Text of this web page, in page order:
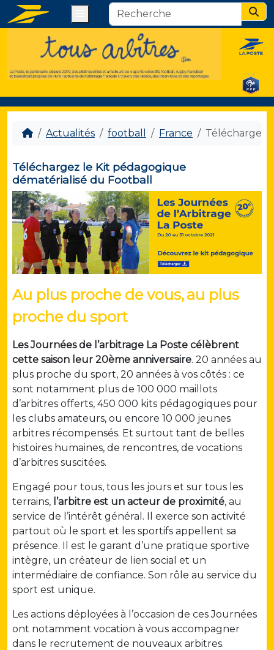
Actualités football France Téléchargez
Téléchargez le Kit pédagogique
dématérialisé du Football
Au plus proche de vous,au plus
proche du sport
Les Journées de l’arbitrage La Poste célèbrent
cette saison leur 20ème anniversaire. 20 années au
plus proche du sport, 20 années à vos côtés : ce
sont notamment plus de 100 000 maillots
d’arbitres offerts, 450 000 kits pédagogiques pour
les clubs amateurs, ou encore 10 000 jeunes
arbitres récompensés. Et surtout tant de belles
histoires humaines, de rencontres, de vocations
d’arbitres suscitées.
Engagé pour tous, tous les jours et sur tous les
terrains, l’arbitre est un acteur de proximité, au
service de l’intérêt général. Il exerce son activité
partout où le sport et les sportifs appellent sa
présence. Il est le garant d’une pratique sportive
intègre, un créateur de lien social et un
intermédiaire de confiance. Son rôle au service du
sport est unique.
Les actions déployées à l’occasion de ces Journées
ont notamment vocation à vous accompagner
dans le recrutement de nouveaux arbitres.